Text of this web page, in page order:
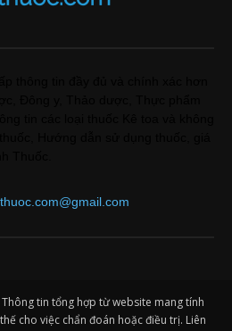
Thông tin tổng hợp từ website mang tính
cho việc chẩn đoán hoặc điều trị. Liên